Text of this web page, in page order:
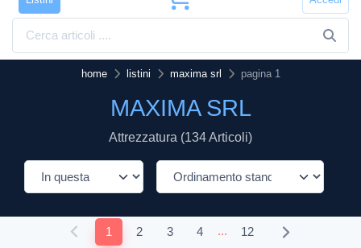
home listini maxima srl pagina 1
MAXIMA SRL
Attrezzatura (134 Articoli)
1 2 3 4 ... 12